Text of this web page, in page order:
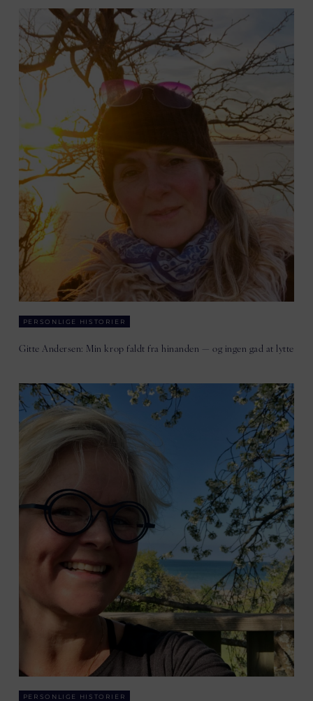
PERSONLIGE HISTORIER
Gitte Andersen: Min krop faldt fra hinanden — og ingen gad at lytte
PERSONLIGE HISTORIER